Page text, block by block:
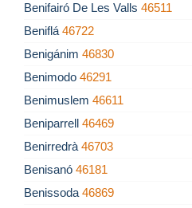
Benifairó De Les Valls 46511
Beniflá 46722
Benigánim 46830
Benimodo 46291
Benimuslem 46611
Beniparrell 46469
Benirredrà 46703
Benisanó 46181
Benissoda 46869